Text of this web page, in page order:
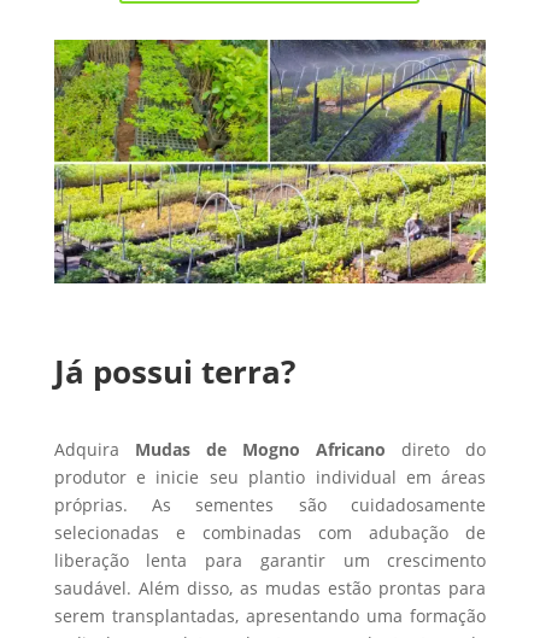
Já possui terra?
Adquira Mudas de Mogno Africano direto do
produtor e inicie seu plantio individual em áreas
próprias. As sementes são cuidadosamente
selecionadas e combinadas com adubação de
liberação lenta para garantir um crescimento
saudável. Além disso, as mudas estão prontas para
serem transplantadas, apresentando uma formação